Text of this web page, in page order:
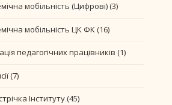
мобільність (Цифрові)(3)
мобільність ЦК ФК(16)
педагогічних працівників (1)
(7)
Інституту(45)